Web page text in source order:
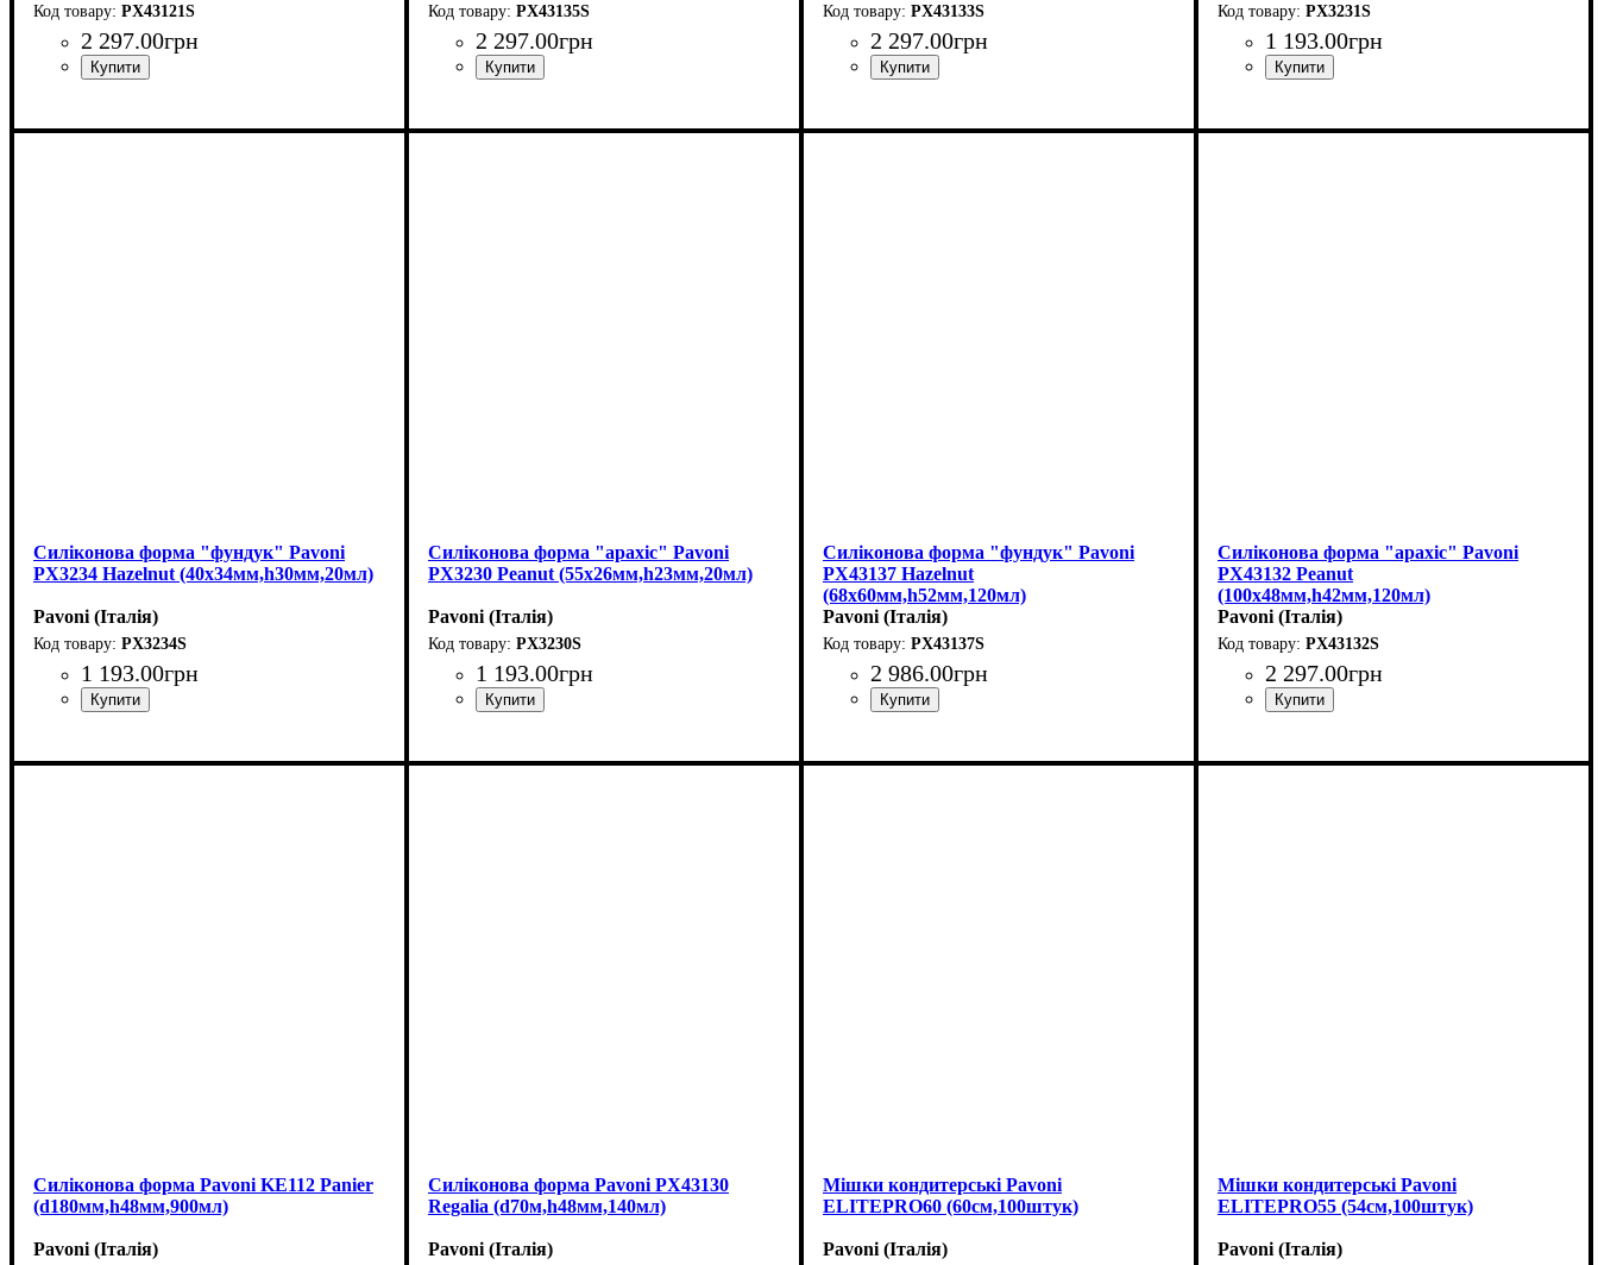
PX43121S
2 297.00грн
PX43135S
2 297.00грн
PX43133S
2 297.00грн
PX3231S
1 193.00грн
Силіконова форма "фундук" Pavoni
PX3234 Hazelnut (40x34мм,h30мм,20мл)
Pavoni (Італія)
PX3234S
1 193.00грн
Силіконова форма "арахіс" Pavoni
PX3230 Peanut (55x26мм,h23мм,20мл)
Pavoni (Італія)
PX3230S
1 193.00грн
Силіконова форма "фундук" Pavoni
PX43137 Hazelnut
(68x60мм,h52мм,120мл)
Pavoni (Італія)
PX43137S
2 986.00грн
Силіконова форма "арахіс" Pavoni
PX43132 Peanut
(100х48мм,h42мм,120мл)
Pavoni (Італія)
PX43132S
2 297.00грн
Силіконова форма Pavoni KE112 Panier
(d180мм,h48мм,900мл)
Pavoni (Італія)
Силіконова форма Pavoni PX43130
Regalia (d70м,h48мм,140мл)
Pavoni (Італія)
Мішки кондитерські Pavoni
ELITEPRO60 (60см,100штук)
Pavoni (Італія)
Мішки кондитерські Pavoni
ELITEPRO55 (54см,100штук)
Pavoni (Італія)